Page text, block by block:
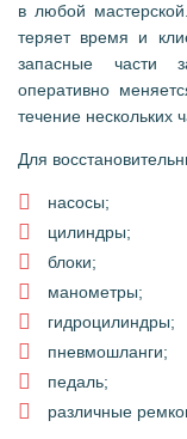
в любой
теряет время и
запасные части
оперативно
течение нескольких
Для
насосы;
цилиндры;
блоки;
манометры;
гидроцилиндры;
пневмошланги;
педаль;
различные